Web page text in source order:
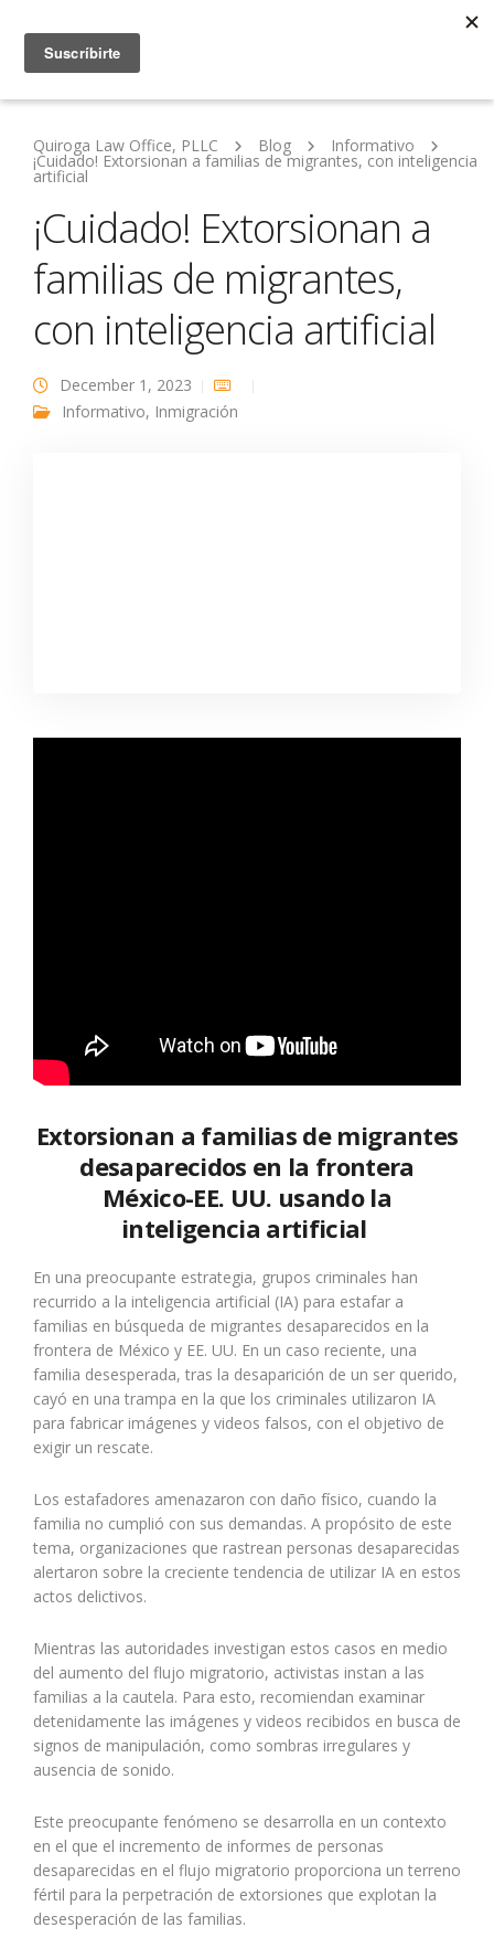
Quiroga Law Office, PLLC Blog Informativo
¡Cuidado! Extorsionan a familias de migrantes, con inteligencia
artificial
¡Cuidado! Extorsionan a
familias de migrantes,
con inteligencia artificial
December 1, 2023
Informativo, Inmigración
Extorsionan a familias de migrantes
desaparecidos en la frontera
México-EE. UU. usando la
inteligencia artificial
En una preocupante estrategia, grupos criminales han
recurrido a la inteligencia artificial (IA) para estafar a
familias en búsqueda de migrantes desaparecidos en la
frontera de México y EE. UU. En un caso reciente, una
familia desesperada, tras la desaparición de un ser querido,
cayó en una trampa en la que los criminales utilizaron IA
para fabricar imágenes y videos falsos, con el objetivo de
exigir un rescate.
Los estafadores amenazaron con daño físico, cuando la
familia no cumplió con sus demandas. A propósito de este
tema, organizaciones que rastrean personas desaparecidas
alertaron sobre la creciente tendencia de utilizar IA en estos
actos delictivos.
Mientras las autoridades investigan estos casos en medio
del aumento del flujo migratorio, activistas instan a las
familias a la cautela. Para esto, recomiendan examinar
detenidamente las imágenes y videos recibidos en busca de
signos de manipulación, como sombras irregulares y
ausencia de sonido.
Este preocupante fenómeno se desarrolla en un contexto
en el que el incremento de informes de personas
desaparecidas en el flujo migratorio proporciona un terreno
fértil para la perpetración de extorsiones que explotan la
desesperación de las familias.